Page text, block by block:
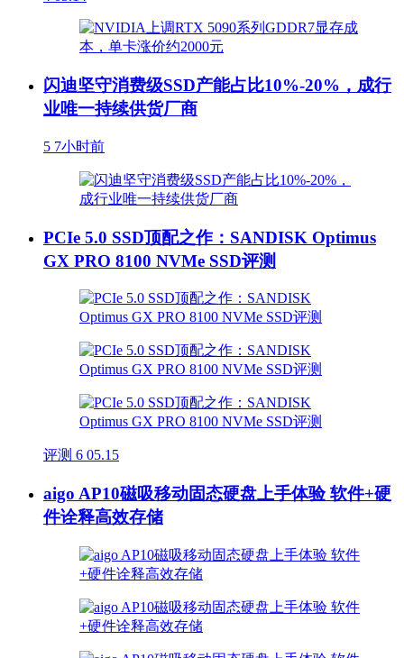
闪迪坚守消费级SSD产能占比10%-20%，成行
业唯一持续供货厂商
5 7小时前
PCIe 5.0 SSD顶配之作：SANDISK Optimus
GX PRO 8100 NVMe SSD评测
评测 6 05.15
aigo AP10磁吸移动固态硬盘上手体验 软件+硬
件诠释高效存储